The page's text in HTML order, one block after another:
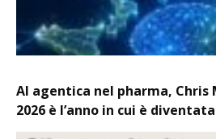
AI agentica nel pharma, Chris
2026 è l’anno in cui è